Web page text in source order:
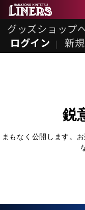
グッズショップ
ログイン
新
鋭
まもなく公開します。